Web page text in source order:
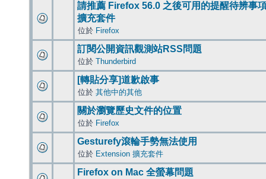
請推薦 Firefox 56.0 之後可用的提醒待辨事
擴充套件
位於 Firefox
訂閱公開資訊觀測站RSS問題
位於 Thunderbird
[轉貼分享]道歉啟事
位於 其他中的其他
關於瀏覽歷史文件的位置
位於 Firefox
Gesturefy滾輪手勢無法使用
位於 Extension 擴充套件
Firefox on Mac 全螢幕問題